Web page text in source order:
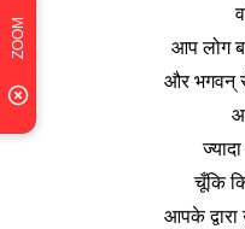
आप लोग
और भगवन्
चूँकि
आपके